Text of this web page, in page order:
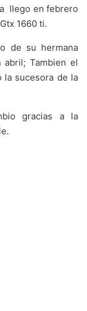
llego en febrero
1660 ti.
de su hermana
abril; Tambien el
sucesora de la
gracias a la